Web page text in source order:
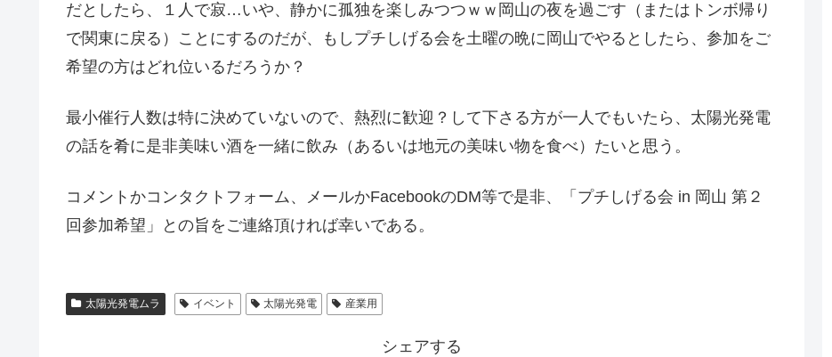
だとしたら、１人で寂…いや、静かに孤独を楽しみつつｗｗ岡山の夜を過ごす（またはトンボ帰り
で関東に戻る）ことにするのだが、もしプチしげる会を土曜の晩に岡山でやるとしたら、参加をご
希望の方はどれ位いるだろうか？
最小催行人数は特に決めていないので、熱烈に歓迎？して下さる方が一人でもいたら、太陽光発電
の話を肴に是非美味い酒を一緒に飲み（あるいは地元の美味い物を食べ）たいと思う。
コメントかコンタクトフォーム、メールかFacebookのDM等で是非、「プチしげる会 in 岡山 第２
回参加希望」との旨をご連絡頂ければ幸いである。
太陽光発電ムラ イベント 太陽光発電 産業用
シェアする